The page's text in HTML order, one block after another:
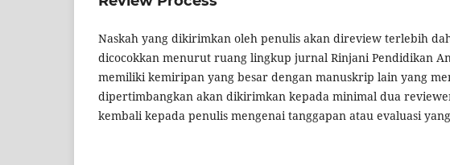
Naskah yang dikirimkan oleh penulis akan direview terlebih
dicocokkan menurut ruang lingkup jurnal Rinjani Pendidikan
memiliki kemiripan yang besar dengan manuskrip lain yang
dipertimbangkan akan dikirimkan kepada minimal dua
kembali kepada penulis mengenai tanggapan atau evaluasi